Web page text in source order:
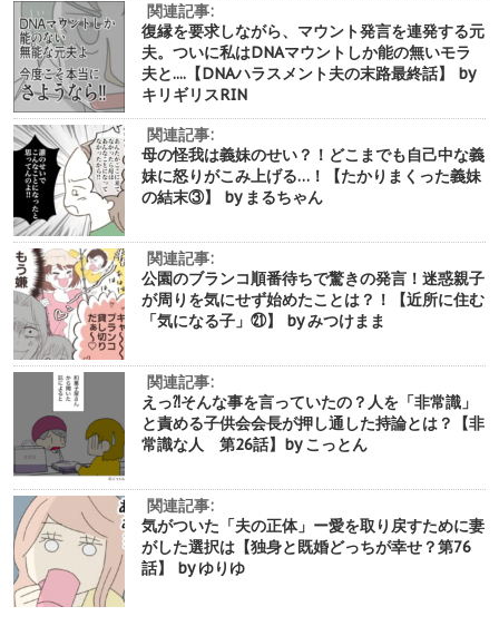
関連記事:
復縁を要求しながら、マウント発言を連発する元
夫。ついに私はDNAマウントしか能の無いモラ
夫と....【DNAハラスメント夫の末路最終話】 by
キリギリスRIN
関連記事:
母の怪我は義妹のせい？！どこまでも自己中な義
妹に怒りがこみ上げる…！【たかりまくった義妹
の結末③】 by まるちゃん
関連記事:
公園のブランコ順番待ちで驚きの発言！迷惑親子
が周りを気にせず始めたことは？！【近所に住む
「気になる子」㉑】 by みつけまま
関連記事:
えっ⁈そんな事を言っていたの？人を「非常識」
と責める子供会会長が押し通した持論とは？【非
常識な人 第26話】by こっとん
関連記事:
気がついた「夫の正体」ー愛を取り戻すために妻
がした選択は【独身と既婚どっちが幸せ？第76
話】 by ゆりゆ